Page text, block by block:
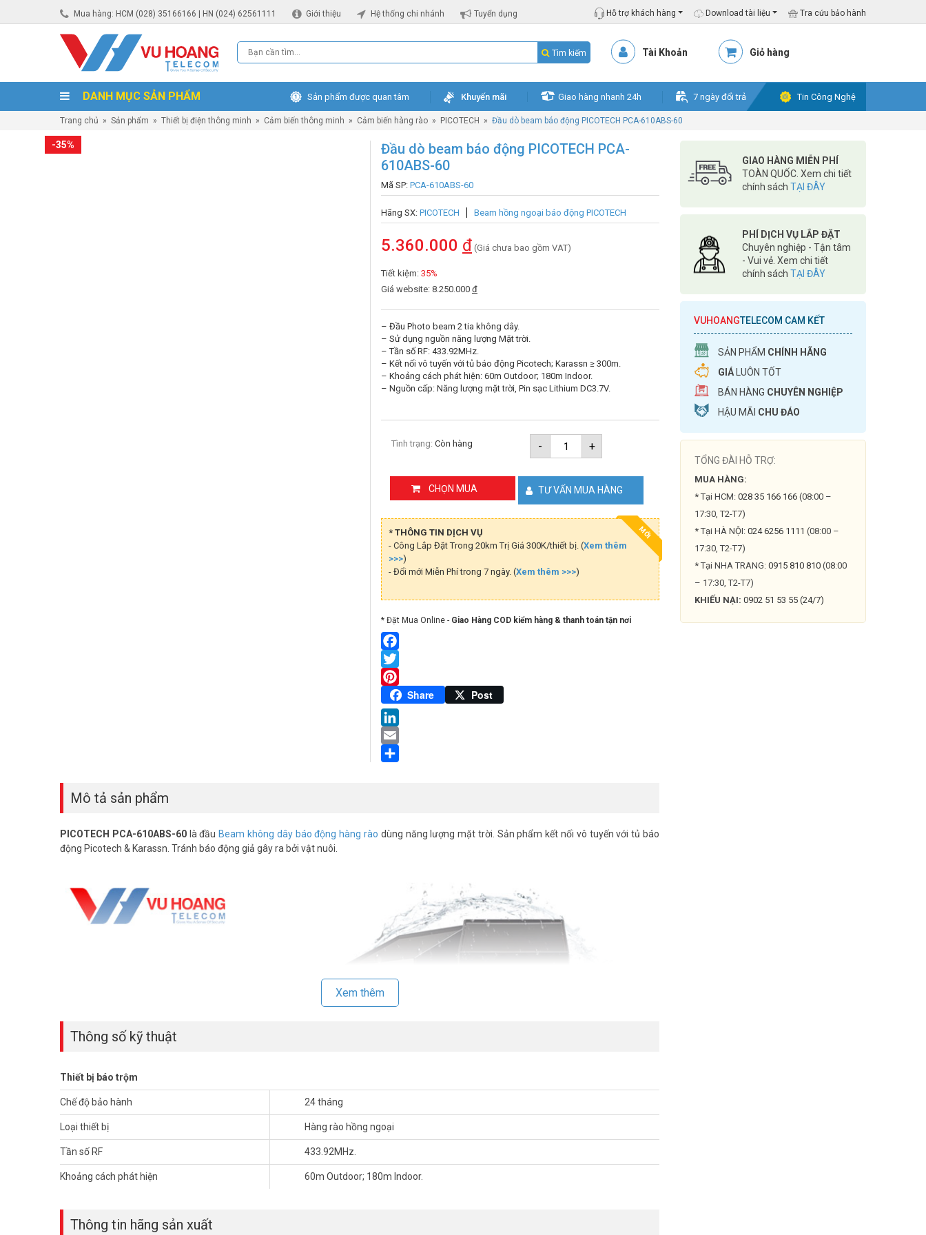
Mua hàng: HCM (028) 35166166 | HN (024) 62561111 Giới thiệu Hệ thống chi nhánh Tuyển dụng Hỗ trợ khách hàng Download tài liệu Tra cứu bảo hành
Tìm kiếm Tài Khoản Giỏ hàng
DANH MỤC SẢN PHẨM Sản phẩm được quan tâm Khuyến mãi Giao hàng nhanh 24h 7 ngày đổi trả Tin Công Nghệ
Trang chủ » Sản phẩm » Thiết bị điện thông minh » Cảm biến thông minh » Cảm biến hàng rào » PICOTECH » Đầu dò beam báo động PICOTECH PCA-610ABS-60
-35%
Đầu dò beam báo động PICOTECH PCA-
610ABS-60
Mã SP: PCA-610ABS-60
Hãng SX: PICOTECH Beam hồng ngoại báo động PICOTECH
5.360.000 đ (Giá chưa bao gồm VAT)
Tiết kiệm: 35%
Giá website: 8.250.000 đ
– Đầu Photo beam 2 tia không dây.
– Sử dụng nguồn năng lượng Mặt trời.
– Tần số RF: 433.92MHz.
– Kết nối vô tuyến với tủ báo động Picotech; Karassn ≥ 300m.
– Khoảng cách phát hiện: 60m Outdoor; 180m Indoor.
– Nguồn cấp: Năng lượng mặt trời, Pin sạc Lithium DC3.7V.
-
Đầu
dò
beam
động
PICOTECH
PCA-
610ABS-
lượng
+
Tình trạng: Còn hàng
CHỌN MUA TƯ VẤN MUA HÀNG
MỚI
* THÔNG TIN DỊCH VỤ
- Công Lắp Đặt Trong 20km Trị Giá 300K/thiết bị. (Xem thêm
>>>)
- Đổi mới Miễn Phí trong 7 ngày. (Xem thêm >>>)
* Đặt Mua Online - Giao Hàng COD kiểm hàng & thanh toán tận nơi
Facebook
Twitter
Pinterest
Share Post
LinkedIn
Email
Mô tả sản phẩm
PICOTECH PCA-610ABS-60là đầuBeam không dây báo động hàng rào dùng năng lượng mặt trời. Sản phẩm kết nối vô tuyến với tủ báo
động Picotech & Karassn. Tránh báo động giả gây ra bởi vật nuôi.
Beam báo động PICOTECHPCA-610ABS-60 có hỗ trợ sử dụng pin sạc hoạt động liên tục từ 2-3 tuần trong điều kiện trời nhiều mây. Hoạt
Xem thêm
Thông số kỹ thuật
Thiết bị báo trộm
Chế độ bảo hành 24 tháng
Loại thiết bị Hàng rào hồng ngoại
Tần số RF 433.92MHz.
Khoảng cách phát hiện 60m Outdoor; 180m Indoor.
Thông tin hãng sản xuất
GIAO HÀNG MIỄN PHÍ
TOÀN QUỐC. Xem chi tiết
chính sách TẠI ĐÂY
PHÍ DỊCH VỤ LẮP ĐẶT
Chuyên nghiệp - Tận tâm
- Vui vẻ. Xem chi tiết
chính sách TẠI ĐÂY
VUHOANGTELECOM CAM KẾT
SẢN PHẨM CHÍNH HÃNG
GIÁ LUÔN TỐT
BÁN HÀNG CHUYÊN NGHIỆP
HẬU MÃI CHU ĐÁO
TỔNG ĐÀI HỖ TRỢ:
MUA HÀNG:
* Tại HCM: 028 35 166 166 (08:00 –
17:30, T2-T7)
* Tại HÀ NỘI: 024 6256 1111 (08:00 –
17:30, T2-T7)
* Tại NHA TRANG: 0915 810 810 (08:00
– 17:30, T2-T7)
KHIẾU NẠI: 0902 51 53 55 (24/7)